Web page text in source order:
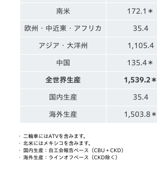
南米 172.1＊
欧州・中近東・アフリカ 35.4
アジア・大洋州 1,105.4
中国 135.4＊
全世界生産 1,539.2＊
国内生産 35.4
海外生産 1,503.8＊
・
二輪車にはATVを含みます。
・
北米にはメキシコを含みます。
・
国内生産：自工会報告ベース（CBU＋CKD）
・
海外生産：ラインオフベース（CKD除く）